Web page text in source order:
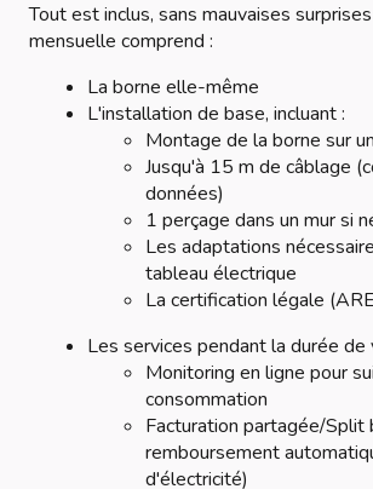
Tout est inclus, sans mauvaises
mensuelle comprend :
La borne elle-même
L'installation de base, incluant :
Montage de la borne sur
Jusqu'à 15 m de câblage
données)
1 perçage dans un mur si
Les adaptations
tableau électrique
La certification légale
Les services pendant la durée de
Monitoring en ligne pour
consommation
Facturation partagée/Split
remboursement
d'électricité)